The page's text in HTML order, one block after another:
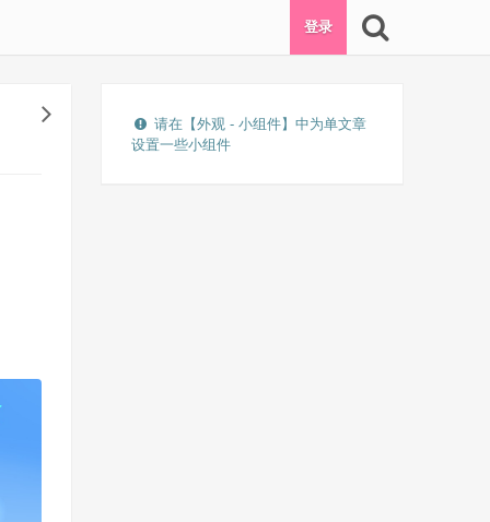
登录
请在【外观 - 小组件】中为单文章
设置一些小组件